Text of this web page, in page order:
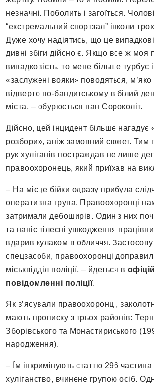
незначні. Поболить і загоїться.
“екстремальний спортзал” інколи
Дуже хочу надіятись, що це
дивні збіги дійсно є. Якщо все ж моя
випадковість, то мене більше турбує
«заслужені вояки» поводяться, м’яко
відверто по-бандитському в білий
міста, – обурюється пан Сороколіт.
Дійсно, цей інцидент більше нагадує
розбори», аніж замовний сюжет. Тим
рук хуліганів постраждав не лише
правоохоронець, який приїхав на
– На місце бійки одразу прибула
оперативна група. Правоохоронці
затримали дебоширів. Один з них
та наніс тілесні ушкодження
вдарив кулаком в обличчя.
спецзасоби, правоохоронці
міськвідділ поліції, – йдеться в
повідомленні поліції.
Як з’ясували правоохоронці,
мають прописку з трьох районів:
Зборівського та Монастириського
народження).
– Їм інкримінують статтю 296
хуліганство, вчинене групою осіб.